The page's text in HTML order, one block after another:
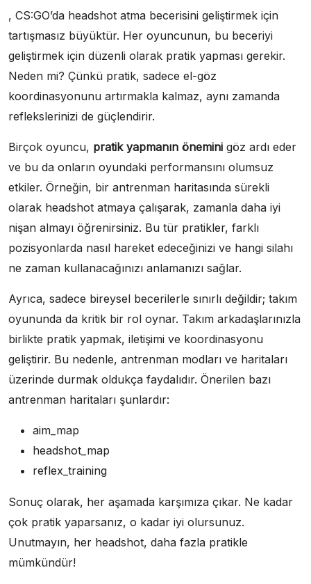
, CS:GO’da headshot atma becerisini geliştirmek için
tartışmasız büyüktür. Her oyuncunun, bu beceriyi
geliştirmek için düzenli olarak pratik yapması gerekir.
Neden mi? Çünkü pratik, sadece el-göz
koordinasyonunu artırmakla kalmaz, aynı zamanda
reflekslerinizi de güçlendirir.
Birçok oyuncu, pratik yapmanın önemini göz ardı eder
ve bu da onların oyundaki performansını olumsuz
etkiler. Örneğin, bir antrenman haritasında sürekli
olarak headshot atmaya çalışarak, zamanla daha iyi
nişan almayı öğrenirsiniz. Bu tür pratikler, farklı
pozisyonlarda nasıl hareket edeceğinizi ve hangi silahı
ne zaman kullanacağınızı anlamanızı sağlar.
Ayrıca, sadece bireysel becerilerle sınırlı değildir; takım
oyununda da kritik bir rol oynar. Takım arkadaşlarınızla
birlikte pratik yapmak, iletişimi ve koordinasyonu
geliştirir. Bu nedenle, antrenman modları ve haritaları
üzerinde durmak oldukça faydalıdır. Önerilen bazı
antrenman haritaları şunlardır:
aim_map
headshot_map
reflex_training
Sonuç olarak, her aşamada karşımıza çıkar. Ne kadar
çok pratik yaparsanız, o kadar iyi olursunuz.
Unutmayın, her headshot, daha fazla pratikle
mümkündür!